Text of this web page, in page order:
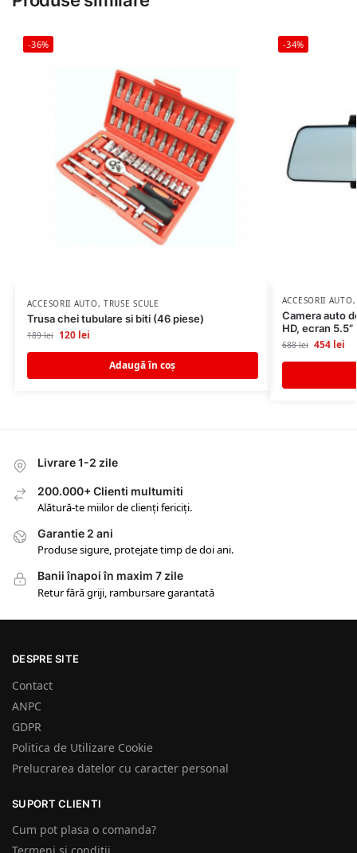
-36%
ACCESORII AUTO, TRUSE SCULE
Trusa chei tubulare si biti (46 piese)
189lei 120 lei
Adaugă în coș
-34%
ACCESORII AUTO
Camera auto
HD, ecran 5.5”
688lei 454 lei
Livrare 1-2 zile
200.000+ Clienti multumiti
Alătură-te miilor de clienți fericiți.
Garantie 2 ani
Produse sigure, protejate timp de doi ani.
Banii înapoi în maxim 7 zile
Retur fără griji, rambursare garantată
DESPRE SITE
Contact
ANPC
GDPR
Politica de Utilizare Cookie
Prelucrarea datelor cu caracter personal
SUPORT CLIENTI
Cum pot plasa o comanda?